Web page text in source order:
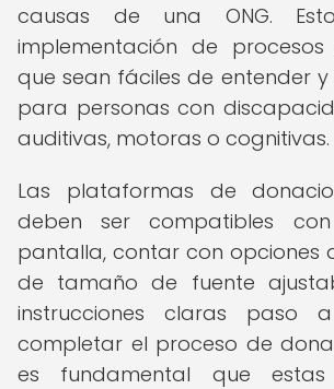
causas de una ONG.
implementación de
que sean fáciles de entender
para personas con
auditivas, motoras o cognitivas.
Las plataformas de
deben ser compatibles
pantalla, contar con opciones
de tamaño de fuente
instrucciones claras paso
completar el proceso de
es fundamental que estas